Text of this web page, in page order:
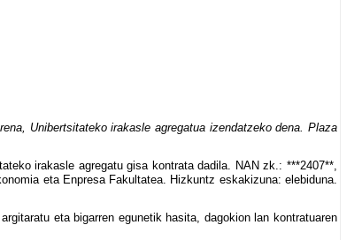
Unibertsitateko irakasle agregatua izendatzeko dena. Plaza
irakasle agregatu gisa kontrata dadila. NAN zk.: ***2407**,
eta Enpresa Fakultatea. Hizkuntz eskakizuna: elebiduna.
eta bigarren egunetik hasita, dagokion lan kontratuaren